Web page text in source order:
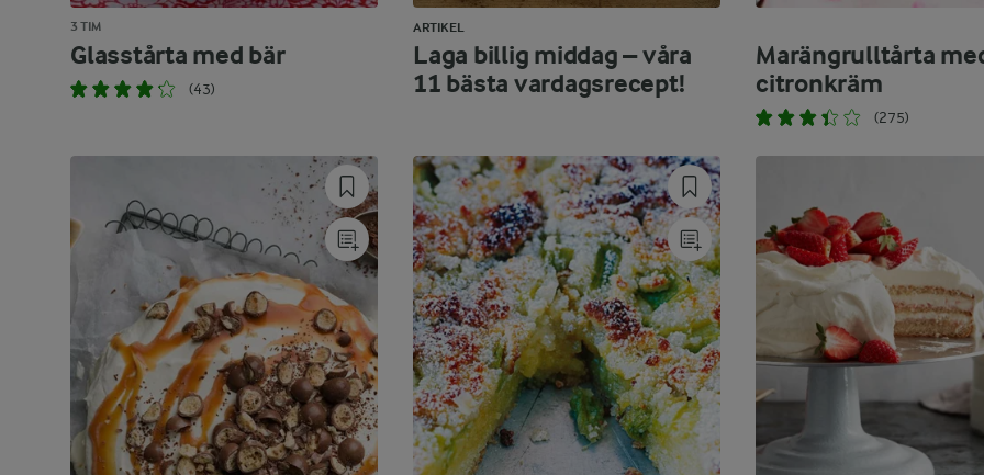
3 TIM
Glasstårta med bär
(43)
ARTIKEL
Laga billig middag – våra
11 bästa vardagsrecept!
Marängrulltårta
citronkräm
(275)